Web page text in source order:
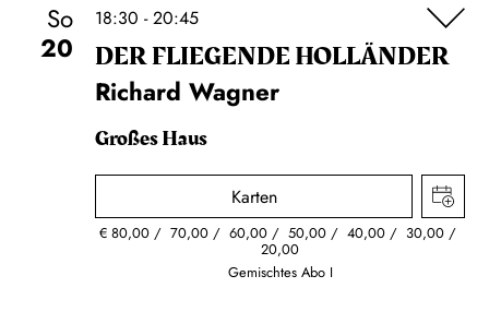
So
20
18:30 - 20:45
DER FLIE­GEN­DE HOL­LÄN­DER
Richard Wagner
Großes Haus
Karten
€80,00 70,00 60,00 50,00 40,00 30,00
20,00
Gemischtes Abo I